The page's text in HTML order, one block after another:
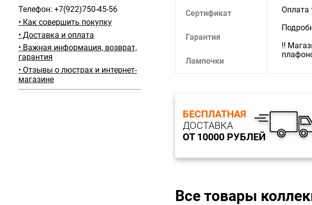
Телефон: +7(922)750-45-56
• Как совершить покупку
• Доставка и оплата
• Важная информация, возврат,
гарантия
• Отзывы о люстрах и интернет-
магазине
Сертификат
Гарантия
Лампочки
Оплата
‼️
БЕСПЛАТНАЯ
ДОСТАВКА
ОТ 10000 РУБЛЕЙ
Все товары